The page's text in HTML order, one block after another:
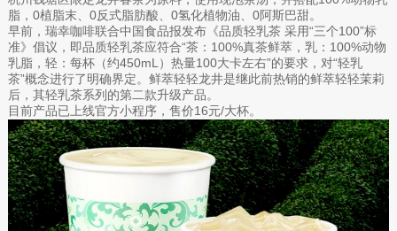
脂，0植脂末、0反式脂肪酸、0氢化植物油、0阿斯巴甜。
早前，瑞幸咖啡联合中国食品报发布《品质轻乳茶 采用“三个100”标
准》倡议，即品质轻乳茶应符合“茶：100%真茶鲜萃，乳：100%动物
乳脂，轻：每杯（约450mL）热量100大卡左右”的要求，对“轻乳
茶”概念进行了明确界定。鲜萃轻轻龙井是继此前热销的鲜萃轻轻茉莉
后，其轻乳茶系列的第二款升级产品。
目前产品已上线官方小程序，售价16元/大杯。